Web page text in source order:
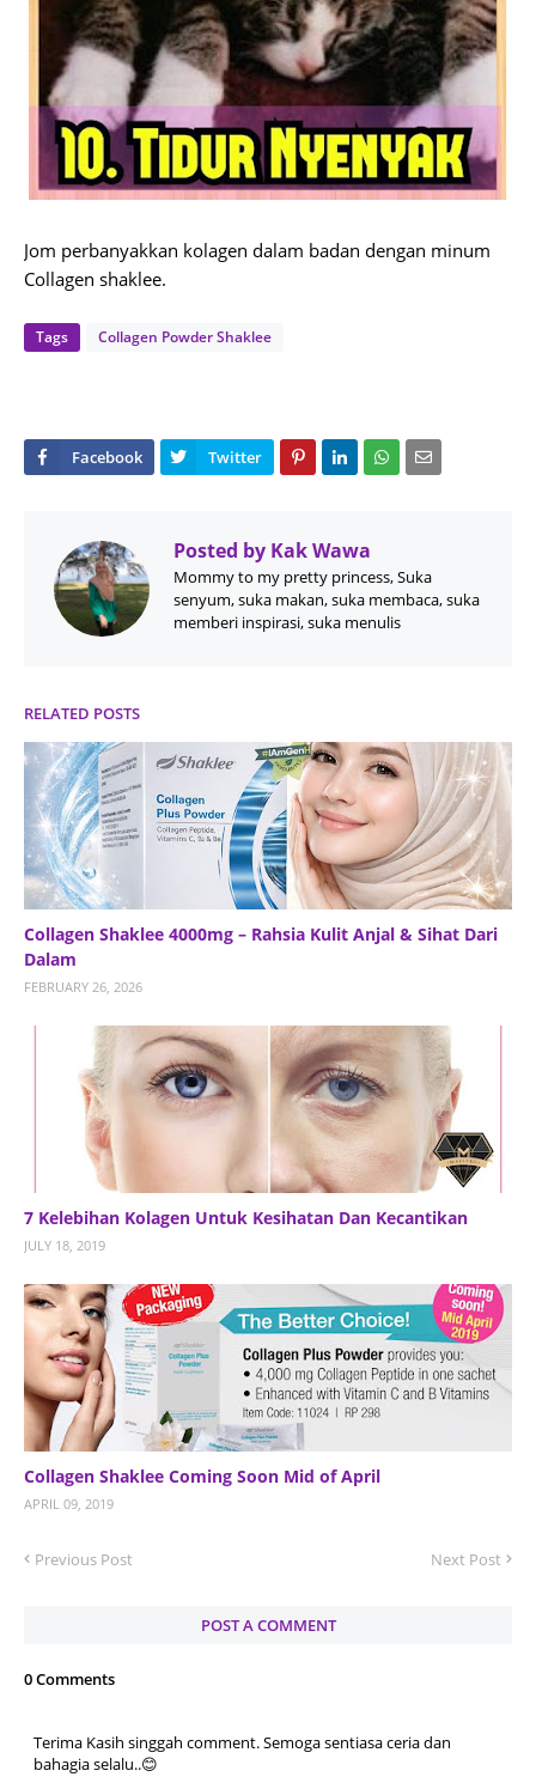
Jom perbanyakkan kolagen dalam badan dengan minum
Collagen shaklee.
Tags Collagen Powder Shaklee
Posted by Kak Wawa
Mommy to my pretty princess, Suka
senyum, suka makan, suka membaca, suka
memberi inspirasi, suka menulis
RELATED POSTS
Collagen Shaklee 4000mg – Rahsia Kulit Anjal & Sihat Dari
Dalam
FEBRUARY 26, 2026
7 Kelebihan Kolagen Untuk Kesihatan Dan Kecantikan
JULY 18, 2019
Collagen Shaklee Coming Soon Mid of April
APRIL 09, 2019
Previous Post Next Post
POST A COMMENT
0 Comments
Terima Kasih singgah comment. Semoga sentiasa ceria dan
bahagia selalu..😊